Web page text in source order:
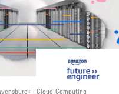
| Cloud-Computing